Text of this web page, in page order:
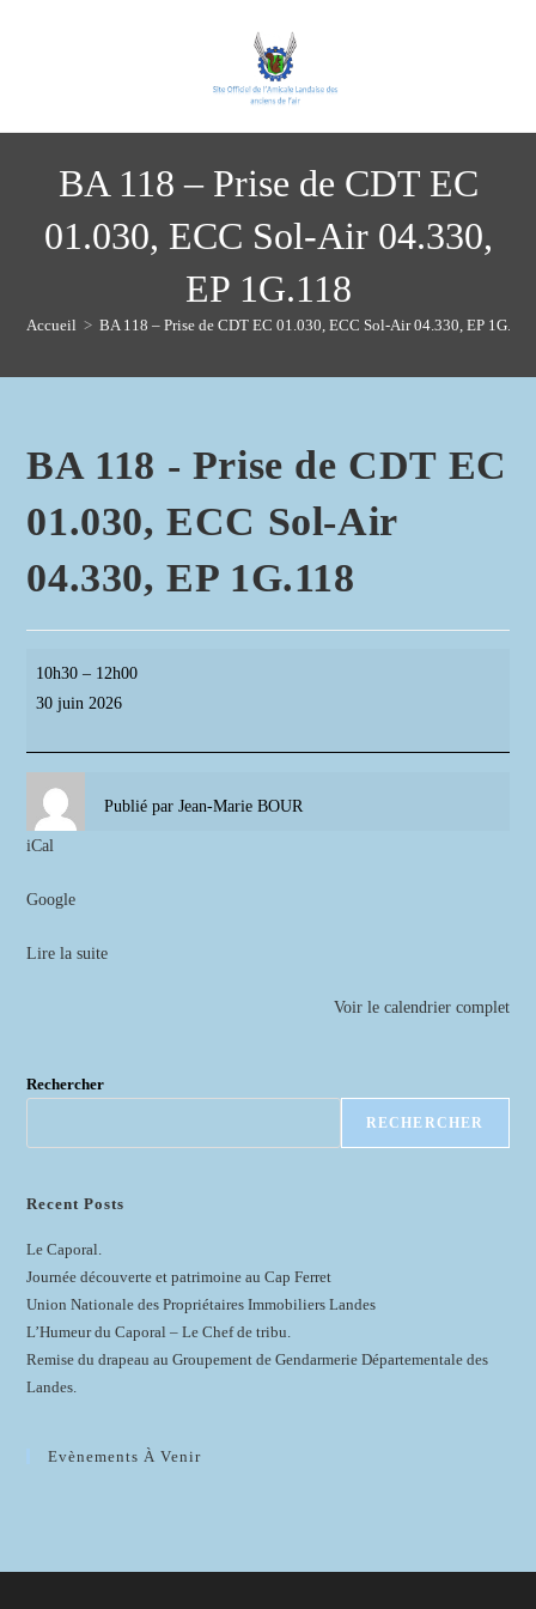
BA 118 – Prise de CDT EC
01.030, ECC Sol-Air 04.330,
EP 1G.118
Accueil > BA 118 – Prise de CDT EC 01.030, ECC Sol-Air 04.330, EP 1G.118
BA 118 - Prise de CDT EC
01.030, ECC Sol-Air
04.330, EP 1G.118
Prise
CDT
EC
ECC
Air
10h30 – 12h00
30 juin 2026
Publié par Jean-Marie BOUR
iCal
Google
Lire la suite
Voir le calendrier complet
Rechercher
RECHERCHER
Recent Posts
Le Caporal.
Journée découverte et patrimoine au Cap Ferret
Union Nationale des Propriétaires Immobiliers Landes
L’Humeur du Caporal – Le Chef de tribu.
Remise du drapeau au Groupement de Gendarmerie Départementale des
Landes.
Evènements À Venir